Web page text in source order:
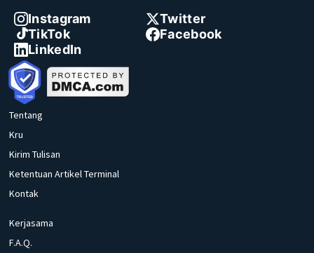
Instagram
Twitter
TikTok
Facebook
LinkedIn
Tentang
Kru
Kirim Tulisan
Ketentuan Artikel Terminal
Kontak
Kerjasama
F.A.Q.